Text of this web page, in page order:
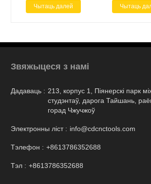
Чытаць далей Чытаць
Звяжыцеся з намі
Дадаваць : 213, корпус 1, Піянерскі парк
студэнтаў, дарога Тайшань,
горад Чжучжоў
Электронны ліст : info@cdcnctools.com
Тэлефон : +8613786352688
Тэл : +8613786352688